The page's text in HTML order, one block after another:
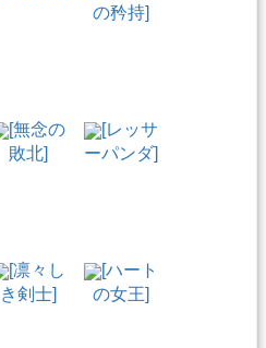
の矜持]
[無念の
敗北]
[レッサ
ーパンダ]
[凛々し
き剣士]
[ハート
の女王]